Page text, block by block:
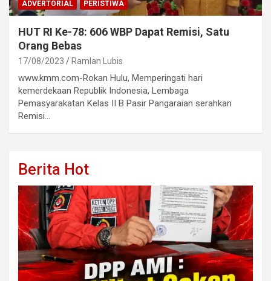
ADVERTORIAL PERISTIWA
HUT RI Ke-78: 606 WBP Dapat Remisi, Satu
Orang Bebas
17/08/2023 Ramlan Lubis
www.kmm.com-Rokan Hulu, Memperingati hari
kemerdekaan Republik Indonesia, Lembaga
Pemasyarakatan Kelas II B Pasir Pangaraian serahkan
Remisi…
Berita Hot